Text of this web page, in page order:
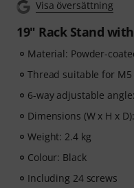
Visa översättning
19" Rack Stand
Material: Powder-
Thread suitable for M5
6-way adjustable angle:
Dimensions (W x H x
Weight: 2.4 kg
Colour: Black
Including 24 screws